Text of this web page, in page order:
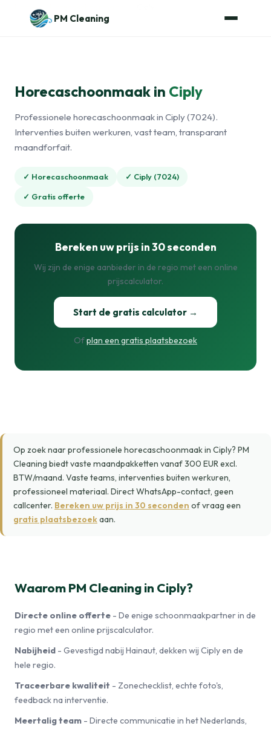
Naar de inhoud
PM Cleaning
Horecaschoonmaak in Ciply
Professionele horecaschoonmaak in Ciply (7024).
Interventies buiten werkuren, vast team, transparant
maandforfait.
✓ Horecaschoonmaak ✓ Ciply (7024)
✓ Gratis offerte
Bereken uw prijs in 30 seconden
Wij zijn de enige aanbieder in de regio met een online
prijscalculator.
Start de gratis calculator →
Ofplan een gratis plaatsbezoek
Op zoek naar professionele horecaschoonmaak in Ciply? PM
Cleaning biedt vaste maandpakketten vanaf 300 EUR excl.
BTW/maand. Vaste teams, interventies buiten werkuren,
professioneel materiaal. Direct WhatsApp-contact, geen
callcenter. Bereken uw prijs in 30 seconden of vraag een
gratis plaatsbezoekaan.
Waarom PM Cleaning in Ciply?
Directe online offerte - De enige schoonmaakpartner in de
regio met een online prijscalculator.
Nabijheid - Gevestigd nabij Hainaut, dekken wij Ciply en de
hele regio.
Traceerbare kwaliteit - Zonechecklist, echte foto's,
feedback na interventie.
Meertalig team - Directe communicatie in het Nederlands,